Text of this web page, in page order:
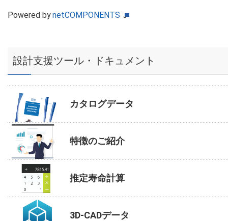
Powered bynetCOMPONENTS
設計支援ツール・ドキュメント
カタログデータ
特徴のご紹介
推定寿命計算
3D-CADデータ